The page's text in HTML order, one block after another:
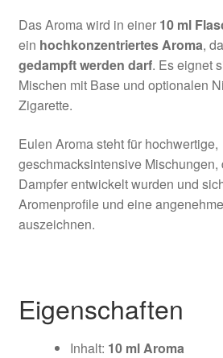
Das Aroma wird in einer 10 ml
ein hochkonzentriertes Aroma,
gedampft werden darf. Es eignet
Mischen mit Base und optionalen
Zigarette.
Eulen Aroma steht für hochwertige,
geschmacksintensive Mischungen,
Dampfer entwickelt wurden und
Aromenprofile und eine
auszeichnen.
Eigenschaften
Inhalt: 10 ml Aroma